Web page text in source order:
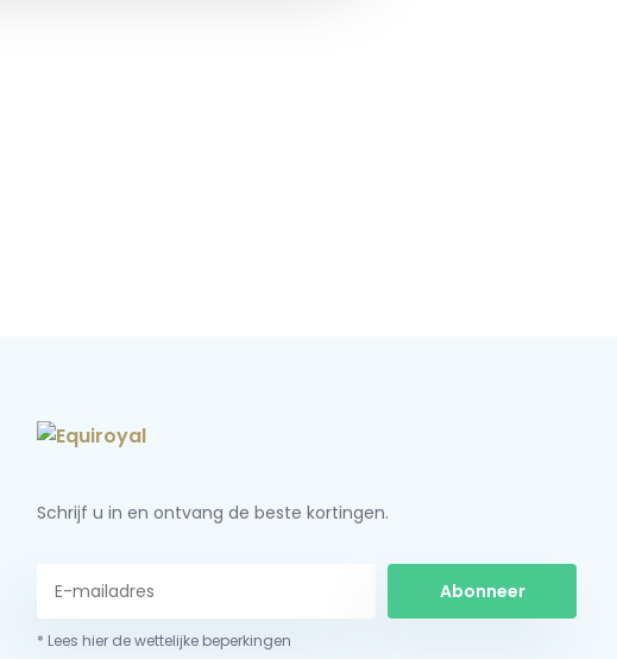
Schrijf u in en ontvang de beste kortingen.
Abonneer
* Lees hier de wettelijke beperkingen